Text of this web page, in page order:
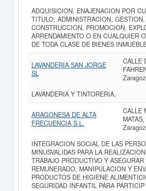
ADQUISICION, ENAJENACION POR
TITULO, ADMINISTRACION, GESTION,
CONSTRUCCION, PROMOCION,
ARRENDAMIENTO O EN CUALQUIER
DE TODA CLASE DE BIENES
LAVANDERIA SAN JORGE
SL
CALLE
LAVANDERIA Y TINTORERIA.
ARAGONESA DE ALTA
FRECUENCIA S.L.
CALLE
INTEGRACION SOCIAL DE LAS
MINUSVALIDAS PARA LA
TRABAJO PRODUCTIVO Y
REMUNERADO, MANIPULACION Y
PRODUCTOS DE HIGIENE
SEGURIDAD INFANTIL PARA PARTICIP